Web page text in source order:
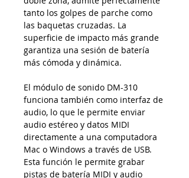
tanto los golpes de parche como
las baquetas cruzadas. La
superficie de impacto más grande
garantiza una sesión de batería
más cómoda y dinámica.
El módulo de sonido DM-310
funciona también como interfaz de
audio, lo que le permite enviar
audio estéreo y datos MIDI
directamente a una computadora
Mac o Windows a través de USB.
Esta función le permite grabar
pistas de batería MIDI y audio